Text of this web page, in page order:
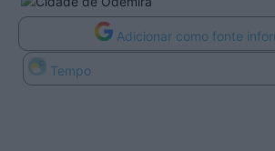
Adicionar como fonte
Tempo